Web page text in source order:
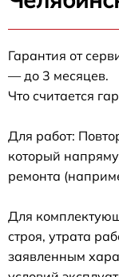
Гарантия от
— до 3 месяцев.
Что считается
Для работ:
который
ремонта
Для
строя, утрата
заявленным